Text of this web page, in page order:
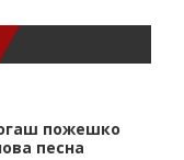
пожешко
песна